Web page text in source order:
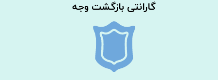
گارانتی بازگشت وجه